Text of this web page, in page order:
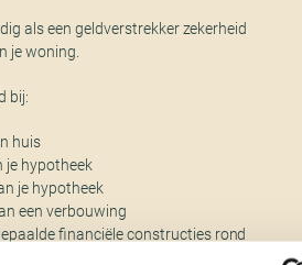
als een geldverstrekker zekerheid
je woning.
bij:
huis
je hypotheek
je hypotheek
een verbouwing
financiële constructies rond